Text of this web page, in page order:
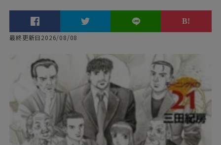
最終更新日2026/08/08